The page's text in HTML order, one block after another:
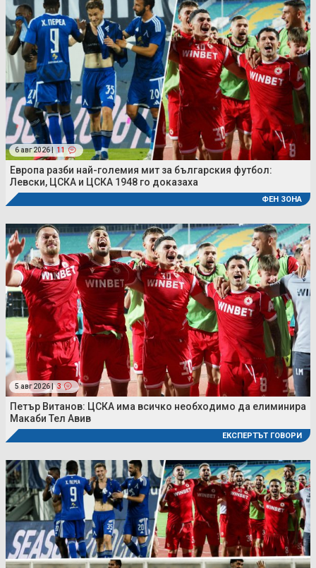
6 авг 2026 | 11
Европа разби най-големия мит за българския футбол:
Левски, ЦСКА и ЦСКА 1948 го доказаха
ФЕН ЗОНА
5 авг 2026 | 3
Петър Витанов: ЦСКА има всичко необходимо да елиминира
Макаби Тел Авив
ЕКСПЕРТЪТ ГОВОРИ